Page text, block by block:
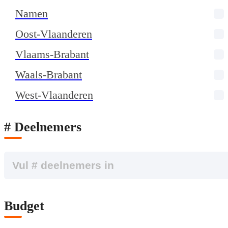
Namen
Oost-Vlaanderen
Vlaams-Brabant
Waals-Brabant
West-Vlaanderen
# Deelnemers
Budget